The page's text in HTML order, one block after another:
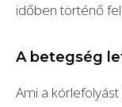
időben történő
A betegség
Ami a